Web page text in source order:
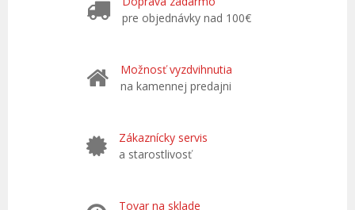
pre objednávky nad 100€
Možnosť vyzdvihnutia
na kamennej predajni
Zákaznícky servis
a starostlivosť
Tovar na sklade